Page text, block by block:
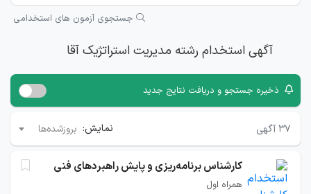
جستجوی آزمون های استخدامی
آگهی استخدام رشته مدیریت استراتژیک آقا
ذخیره جستجو و دریافت نتایج جدید
۳۷ آگهی نمایش: بروزشده‌ها
کارشناس برنامه‌ریزی و پایش راهبردهای فنی
همراه اول